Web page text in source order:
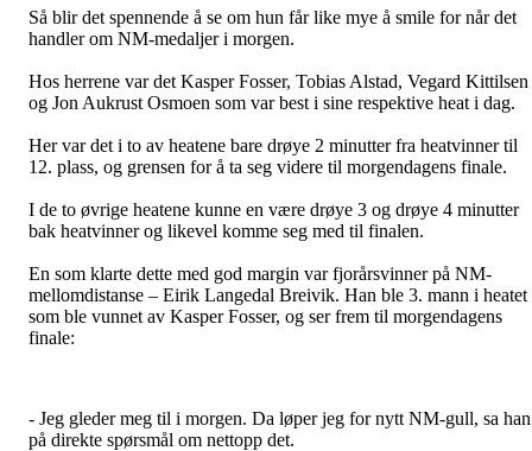
Så blir det spennende å se om hun får like mye å smile for når det
handler om NM-medaljer i morgen.
Hos herrene var det Kasper Fosser, Tobias Alstad, Vegard Kittilsen
og Jon Aukrust Osmoen som var best i sine respektive heat i dag.
Her var det i to av heatene bare drøye 2 minutter fra heatvinner til
12. plass, og grensen for å ta seg videre til morgendagens finale.
I de to øvrige heatene kunne en være drøye 3 og drøye 4 minutter
bak heatvinner og likevel komme seg med til finalen.
En som klarte dette med god margin var fjorårsvinner på NM-
mellomdistanse – Eirik Langedal Breivik. Han ble 3. mann i heatet
som ble vunnet av Kasper Fosser, og ser frem til morgendagens
finale:
- Jeg gleder meg til i morgen. Da løper jeg for nytt NM-gull, sa han
på direkte spørsmål om nettopp det.